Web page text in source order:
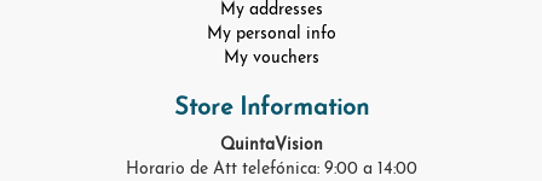
My addresses
My personal info
My vouchers
Store Information
QuintaVision
Horario de Att telefónica: 9:00 a 14:00